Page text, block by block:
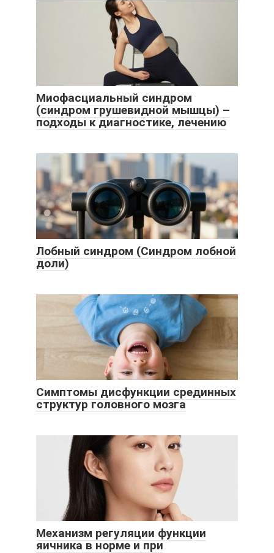
Миофасциальный синдром
(синдром грушевидной мышцы) –
подходы к диагностике, лечению
Лобный синдром (Синдром лобной
доли)
Симптомы дисфункции срединных
структур головного мозга
Механизм регуляции функции
яичника в норме и при